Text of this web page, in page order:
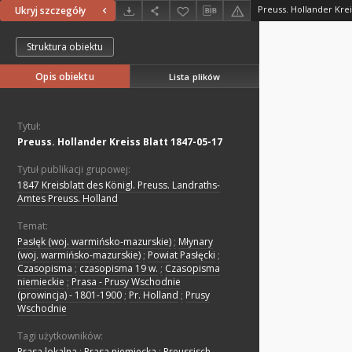
Ukryj szczegóły Preuss. Hollander
Struktura obiektu
Opis obiektu Lista plików
Tytuł:
Preuss. Hollander Kreiss Blatt 1847-05-17
Tytuł publikacji grupowej:
1847 Kreisblatt des Königl. Preuss. Landraths-
Amtes Preuss. Holland
Temat:
Pasłęk (woj. warmińsko-mazurskie) ; Młynary
(woj. warmińsko-mazurskie) ; Powiat Pasłęcki ;
Czasopisma ; czasopisma 19 w. ; Czasopisma
niemieckie ; Prasa - Prusy Wschodnie
(prowincja) - 1801-1900 ; Pr. Holland ; Prusy
Wschodnie
Tagi użytkowników: